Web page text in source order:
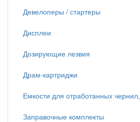
Девелоперы / стартеры
Дисплеи
Дозирующие лезвия
Драм-картриджи
Емкости для отработанных чернил,
Заправочные комплекты